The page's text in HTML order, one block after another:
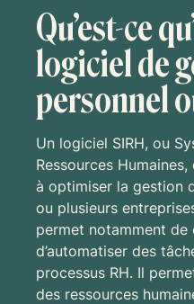
Qu’est-ce
logiciel de
personnel
Un logiciel SIRH, ou
Ressources
à optimiser la gestion
ou plusieurs
permet notamment de
d’automatiser des
processus RH. Il
des ressources